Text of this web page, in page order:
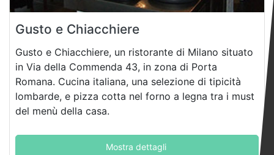
Gusto e Chiacchiere
Gusto e Chiacchiere, un ristorante di Milano situato
in Via della Commenda 43, in zona di Porta
Romana. Cucina italiana, una selezione di tipicità
lombarde, e pizza cotta nel forno a legna tra i must
del menù della casa.
Mostra dettagli